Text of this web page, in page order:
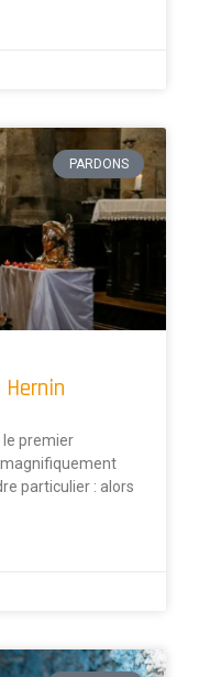
PARDONS
le premier
magnifiquement
particulier : alors